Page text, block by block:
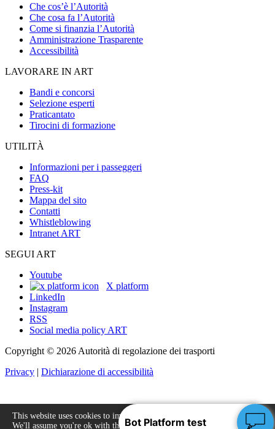
Che cos’è l’Autorità
Che cosa fa l’Autorità
Come si finanzia l’Autorità
Amministrazione Trasparente
Accessibilità
LAVORARE IN ART
Bandi e concorsi
Selezione esperti
Praticantato
Tirocini di formazione
UTILITÀ
Informazioni per i passeggeri
FAQ
Press-kit
Mappa del sito
Contatti
Whistleblowing
Intranet ART
SEGUI ART
Youtube
X platform
LinkedIn
Instagram
RSS
Social media policy ART
Copyright © 2026 Autorità di regolazione dei trasporti
Privacy | Dichiarazione di accessibilità
This website uses cookies to improve your experience.
We'll assume you're ok with this, but you can opt-out
Accept